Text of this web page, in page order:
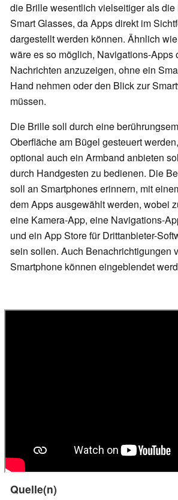
die Brille wesentlich vielseitiger als die
Smart Glasses, da Apps direkt im
dargestellt werden können. Ähnlich
wäre es so möglich, Navigations-Apps
Nachrichten anzuzeigen, ohne ein
Hand nehmen oder den Blick zur
müssen.
Die Brille soll durch eine
Oberfläche am Bügel gesteuert
optional auch ein Armband anbieten
durch Handgesten zu bedienen. Die
soll an Smartphones erinnern, mit
dem Apps ausgewählt werden, wobei
eine Kamera-App, eine Navigations-
und ein App Store für Drittanbieter-
sein sollen. Auch Benachrichtigungen
Smartphone können eingeblendet
Quelle(n)